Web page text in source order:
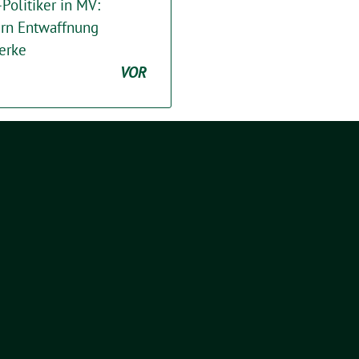
in MV:
Entwaffnung
VOR